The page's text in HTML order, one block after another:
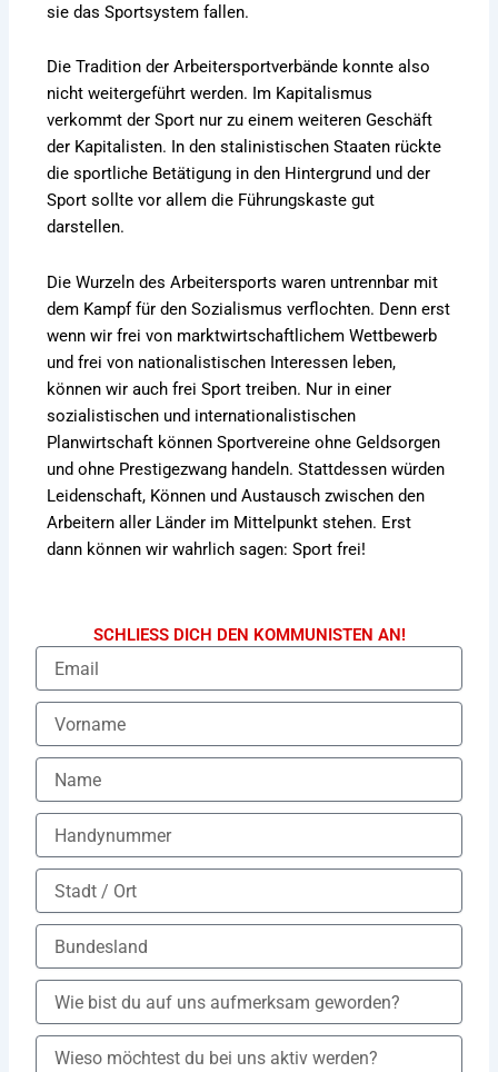
sie das Sportsystem fallen.
Die Tradition der Arbeitersportverbände konnte also
nicht weitergeführt werden. Im Kapitalismus
verkommt der Sport nur zu einem weiteren Geschäft
der Kapitalisten. In den stalinistischen Staaten rückte
die sportliche Betätigung in den Hintergrund und der
Sport sollte vor allem die Führungskaste gut
darstellen.
Die Wurzeln des Arbeitersports waren untrennbar mit
dem Kampf für den Sozialismus verflochten. Denn erst
wenn wir frei von marktwirtschaftlichem Wettbewerb
und frei von nationalistischen Interessen leben,
können wir auch frei Sport treiben. Nur in einer
sozialistischen und internationalistischen
Planwirtschaft können Sportvereine ohne Geldsorgen
und ohne Prestigezwang handeln. Stattdessen würden
Leidenschaft, Können und Austausch zwischen den
Arbeitern aller Länder im Mittelpunkt stehen. Erst
dann können wir wahrlich sagen: Sport frei!
SCHLIESS DICH DEN KOMMUNISTEN AN!